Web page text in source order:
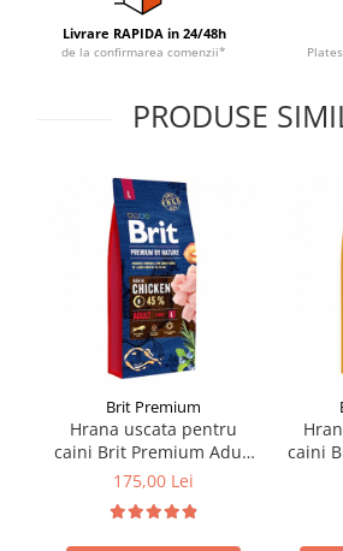
Livrare RAPIDA in 24/48h
de la confirmarea comenzii*
PRODUSE
Brit Premium
Hrana uscata pentru
caini Brit Premium Adult
L 15 kg
175,00 Lei
caini